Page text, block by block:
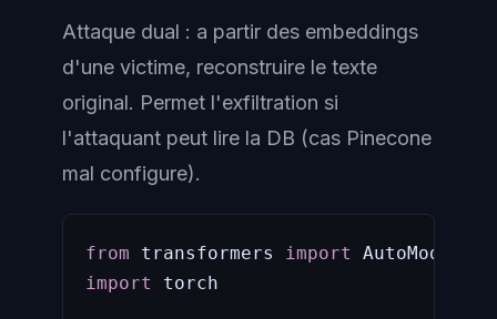
Attaque dual : a partir des embeddings
d'une victime, reconstruire le texte
original. Permet l'exfiltration si
l'attaquant peut lire la DB (cas Pinecone
mal configure).
from transformers import AutoModel
import
torch